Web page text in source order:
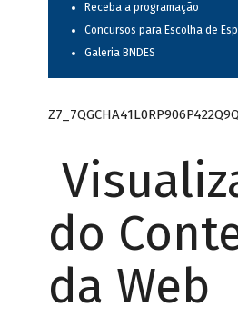
Receba a programação
Concursos para Escolha de
Galeria BNDES
do
da Web